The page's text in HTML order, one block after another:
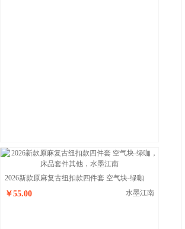
2026新款原麻复古纽扣款四件套 空气块-绿咖
￥55.00 水墨江南